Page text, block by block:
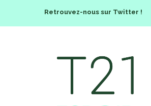
Retrouvez-nous sur Twitter !